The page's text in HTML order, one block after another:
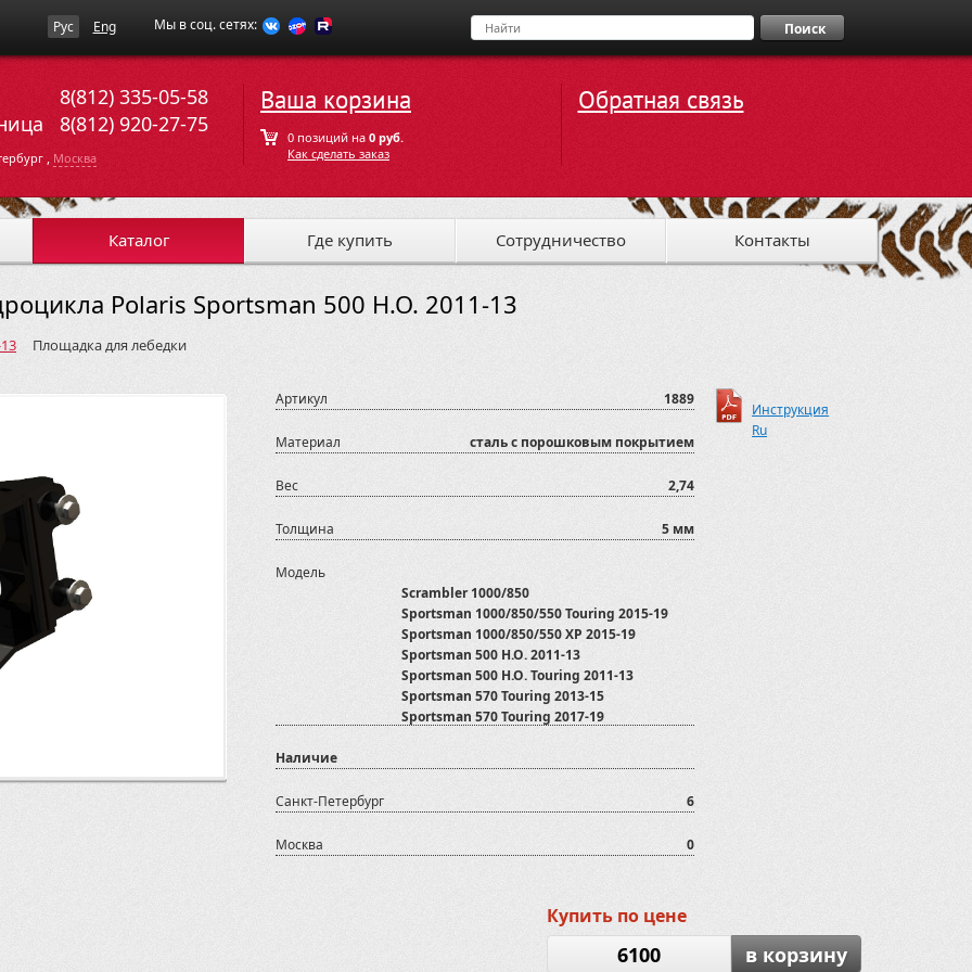
Рус Eng Мы в соц. сетях: Поиск
8(812) 335-05-58
8(812) 920-27-75
, Москва
Ваша корзина
0 позиций на 0 руб.
Как сделать заказ
Обратная связь
Каталог Где купить Сотрудничество Контакты
Polaris Sportsman 500 H.O. 2011-13
Площадка для лебедки
Артикул 1889
Материал сталь с порошковым покрытием
Вес 2,74
Толщина 5 мм
Модель
Scrambler 1000/850
Sportsman 1000/850/550 Touring 2015-19
Sportsman 1000/850/550 XP 2015-19
Sportsman 500 H.O. 2011-13
Sportsman 500 H.O. Touring 2011-13
Sportsman 570 Touring 2013-15
Sportsman 570 Touring 2017-19
Наличие
Санкт-Петербург 6
Москва 0
Инструкция
Ru
Купить по цене
6100 в корзину